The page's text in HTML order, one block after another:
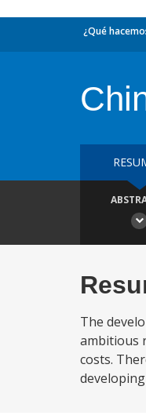
¿Qué
The
ambitious
costs.